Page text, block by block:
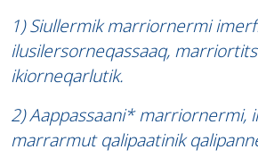
1) Siullermik marriornermi
ilusilersorneqassaaq,
ikiorneqarlutik.
2) Aappassaani* marriornermi,
marrarmut qalipaatinik